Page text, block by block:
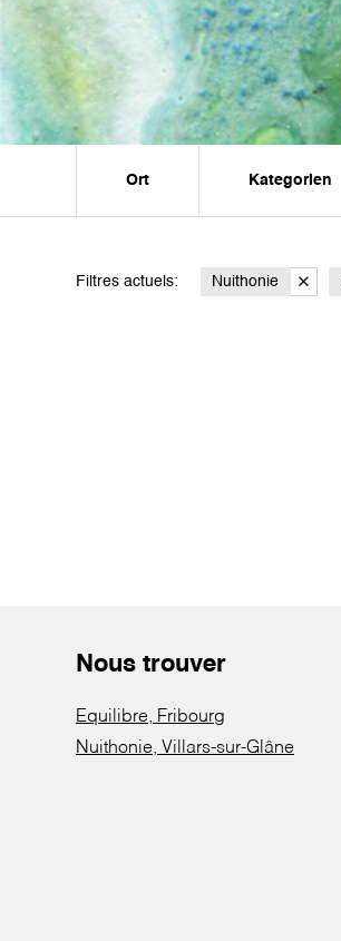
Ort Kategorien
Filtres actuels: Nuithonie
Nous trouver
Equilibre, Fribourg
Nuithonie, Villars-sur-Glâne